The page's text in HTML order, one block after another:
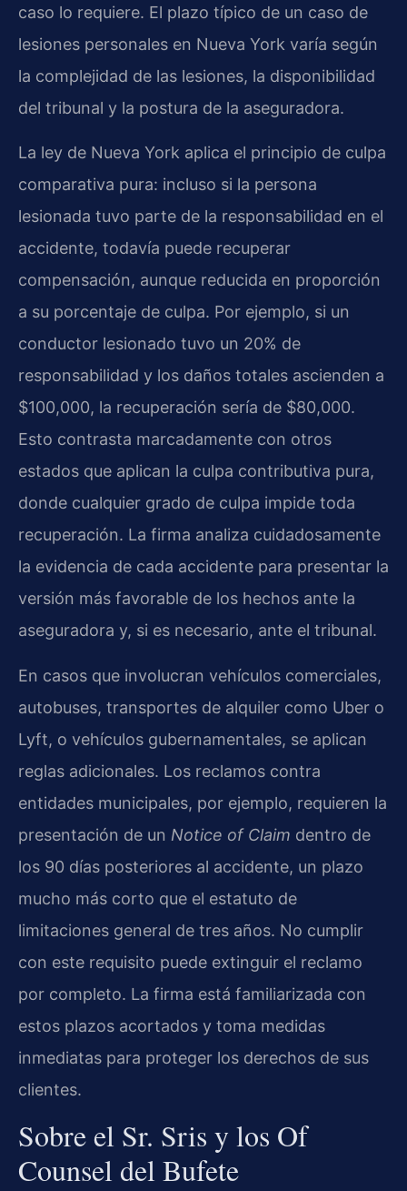
caso lo requiere. El plazo típico de un caso de
lesiones personales en Nueva York varía según
la complejidad de las lesiones, la disponibilidad
del tribunal y la postura de la aseguradora.
La ley de Nueva York aplica el principio de culpa
comparativa pura: incluso si la persona
lesionada tuvo parte de la responsabilidad en el
accidente, todavía puede recuperar
compensación, aunque reducida en proporción
a su porcentaje de culpa. Por ejemplo, si un
conductor lesionado tuvo un 20% de
responsabilidad y los daños totales ascienden a
$100,000, la recuperación sería de $80,000.
Esto contrasta marcadamente con otros
estados que aplican la culpa contributiva pura,
donde cualquier grado de culpa impide toda
recuperación. La firma analiza cuidadosamente
la evidencia de cada accidente para presentar la
versión más favorable de los hechos ante la
aseguradora y, si es necesario, ante el tribunal.
En casos que involucran vehículos comerciales,
autobuses, transportes de alquiler como Uber o
Lyft, o vehículos gubernamentales, se aplican
reglas adicionales. Los reclamos contra
entidades municipales, por ejemplo, requieren la
presentación de un Notice of Claim dentro de
los 90 días posteriores al accidente, un plazo
mucho más corto que el estatuto de
limitaciones general de tres años. No cumplir
con este requisito puede extinguir el reclamo
por completo. La firma está familiarizada con
estos plazos acortados y toma medidas
inmediatas para proteger los derechos de sus
clientes.
Sobre el Sr. Sris y los Of
Counsel del Bufete